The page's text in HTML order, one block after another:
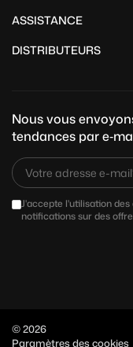
ASSISTANCE
DISTRIBUTEURS
Nous vous
tendances par
J'accepte l'utilisation
notifications sur des
© 2026
Paramètres des cookies